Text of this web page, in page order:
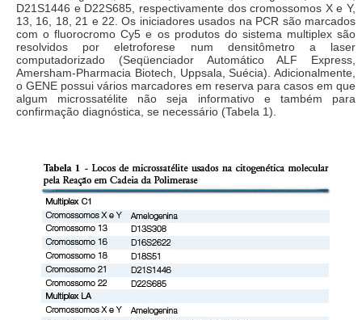
D21S1446 e D22S685, respectivamente dos cromossomos X e Y,
13, 16, 18, 21 e 22. Os iniciadores usados na PCR são marcados
com o fluorocromo Cy5 e os produtos do sistema multiplex são
resolvidos por eletroforese num densitômetro a laser
computadorizado (Seqüenciador Automático ALF Express,
Amersham-Pharmacia Biotech, Uppsala, Suécia). Adicionalmente,
o GENE possui vários marcadores em reserva para casos em que
algum microssatélite não seja informativo e também para
confirmação diagnóstica, se necessário (Tabela 1).